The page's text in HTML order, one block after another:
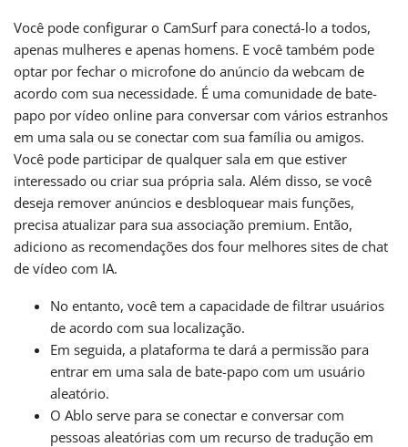
Você pode configurar o CamSurf para conectá-lo a todos,
apenas mulheres e apenas homens. E você também pode
optar por fechar o microfone do anúncio da webcam de
acordo com sua necessidade. É uma comunidade de bate-
papo por vídeo online para conversar com vários estranhos
em uma sala ou se conectar com sua família ou amigos.
Você pode participar de qualquer sala em que estiver
interessado ou criar sua própria sala. Além disso, se você
deseja remover anúncios e desbloquear mais funções,
precisa atualizar para sua associação premium. Então,
adiciono as recomendações dos four melhores sites de chat
de vídeo com IA.
No entanto, você tem a capacidade de filtrar usuários
de acordo com sua localização.
Em seguida, a plataforma te dará a permissão para
entrar em uma sala de bate-papo com um usuário
aleatório.
O Ablo serve para se conectar e conversar com
pessoas aleatórias com um recurso de tradução em